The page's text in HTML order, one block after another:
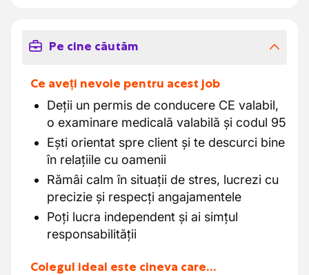
Pe cine căutăm
Ce aveți nevoie pentru acest job
Deții un permis de conducere CE valabil,
o examinare medicală valabilă și codul 95
Ești orientat spre client și te descurci bine
în relațiile cu oamenii
Rămâi calm în situații de stres, lucrezi cu
precizie și respecți angajamentele
Poți lucra independent și ai simțul
responsabilității
Colegul ideal este cineva care…